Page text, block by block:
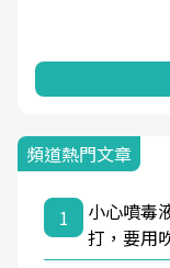
頻道熱門文章
1
小心噴毒
打，要用